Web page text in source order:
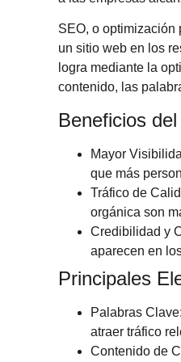
SEO, o optimización
un sitio web en los
logra mediante la
contenido, las
Beneficios
Mayor
que más
Tráfico de
orgánica son
Credibilidad y
aparecen en
Principales
Palabras Clave
atraer tráfico
Contenido de